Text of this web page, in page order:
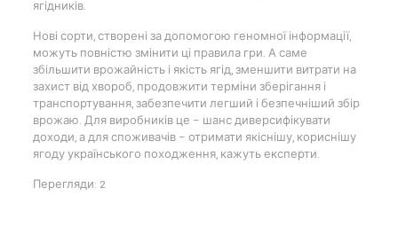
ягідників.
Нові сорти, створені за допомогою геномної інформації,
можуть повністю змінити ці правила гри. А саме
збільшити врожайність і якість ягід, зменшити витрати на
захист від хвороб, продовжити терміни зберігання і
транспортування, забезпечити легший і безпечніший збір
врожаю. Для виробників це – шанс диверсифікувати
доходи, а для споживачів – отримати якіснішу, кориснішу
ягоду українського походження, кажуть експерти.
Перегляди: 2